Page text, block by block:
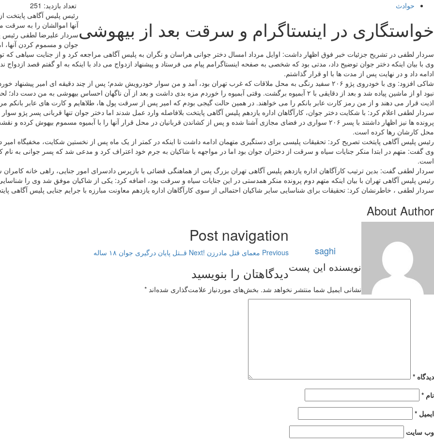
حوادث
خواستگاری در اینستاگرام و سرقت بعد از بیهوشی
تعداد بازدید: 251
رئیس پلیس آگاهی پایتخت
آنها اموالشان را به سرقت
سردار علیرضا لطفی رئیس
جوان و مسموم کردن آنها،
سردار لطفی در تشریح جزئیات خبر فوق اظهار داشت: اوایل مرداد امسال دختر جوانی هراسان و نگران به پلیس آگاهی مراجعه کرد و از جنایت سیاهی که توسط سرنشینان خودروی پژو ۲۰۶
وی با بیان اینکه دختر جوان توضیح داد، مدتی بود که شخصی به صفحه اینستاگرامم پیام می فرستاد و پیشنهاد ازدواج می داد با اینکه به او گفتم قصد
ادامه داد و در نهایت پس از مدت ها با او قرار گذاشتم.
شاکی افزود: وی با خودروی پژو ۲۰۶ سفید رنگی به محل ملاقات که غرب تهران بود، آمد و من سوار خودرویش شدم؛ پس از چند دقیقه ای امیر
نبود او از ماشین پیاده شد و بعد از دقایقی با ۲ آبمیوه برگشت. وقتی آبمیوه را خوردم مزه بدی داشت و بعد از آن ناگهان احساس
اذیت قرار می دهند و از من رمز کارت عابر بانکم را می خواهند. در همین حالت گیجی بودم که امیر پس از سرقت پول ها، طلاهایم و کارت های عابر بانکم
پرونده ها نیز اظهار داشتند با پسر ۲۰۶ سواری در فضای مجازی آشنا شده و پس از کشاندن قربانیان در محل قرار آنها را با آبمیوه مسموم
محل کارشان رها کرده است.
رئیس پلیس آگاهی پایتخت تصریح کرد: تحقیقات پلیسی برای دستگیری متهمان ادامه داشت تا اینکه در کمتر از یک ماه پس از نخستین شکایت، مخفیگاه
وی گفت: متهم در ابتدا منکر جنایات سیاه و سرقت از دختران جوان بود اما در مواجهه با شاکیان به جرم خود اعتراف کرد و مدعی شد که پسر جوانی به
است.
سردار لطفی گفت: بدین ترتیب کارآگاهان اداره یازدهم پلیس آگاهی تهران بزرگ پس از هماهنگی قضائی با بازپرس دادسرای امور جنایی، راهی خانه کامران
رئیس پلیس آگاهی تهران با بیان اینکه متهم دوم پرونده منکر همدستی در این جنایات سیاه و سرقت بود، اضافه کرد: یکی از شاکیان موفق شد وی را شناسایی کند اما ۲ شاکی دیگر با توجه به بیهوش بودن، موفق به
سردار لطفی ، خاطرنشان کرد: تحقیقات برای شناسایی سایر شاکیان احتمالی از سوی کارآگاهان اداره یازدهم معاونت مبارزه با جرایم جنایی پلیس آگاهی
About Author
saghi
Post navigation
Previous معمای قتل مادرزن !Next قــتل پایان درگیری جوان ۱۸ ساله
دیدگاهتان را بنویسید
نشانی ایمیل شما منتشر نخواهد شد. بخش‌های موردنیاز علامت‌گذاری شده‌اند *
دیدگاه *
نام *
ایمیل *
وب‌ سایت